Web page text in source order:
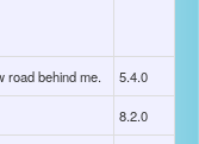
road behind me. 5.4.0
8.2.0